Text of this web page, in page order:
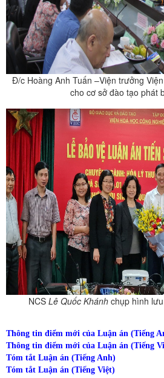
Đ/c Hoàng Anh Tuấn –Viện trưởng
cho cơ sở đào tạo phát
NCS Lê Quốc Khánh chụp hình
Thông tin điểm mới của Luận án (Tiếng
Thông tin điểm mới của Luận án (Tiếng
Tóm tắt Luận án (Tiếng Anh)
Tóm tắt Luận án (Tiếng Việt)